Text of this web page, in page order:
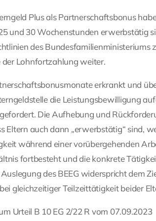
Plus als Partnerschaftsbonus
und 30 Wochenstunden erwerbstätig
des Bundesfamilienministeriums
der Lohnfortzahlung weiter.
erkrankt und
die Leistungsbewilligung
Die Aufhebung und
Eltern auch dann „erwerbstätig“ sind,
während einer vorübergehenden
fortbesteht und die konkrete
des BEEG widerspricht dem
gleichzeitiger Teilzeittätigkeit beider
Urteil B 10 EG 2/22 R vom 07.09.2023